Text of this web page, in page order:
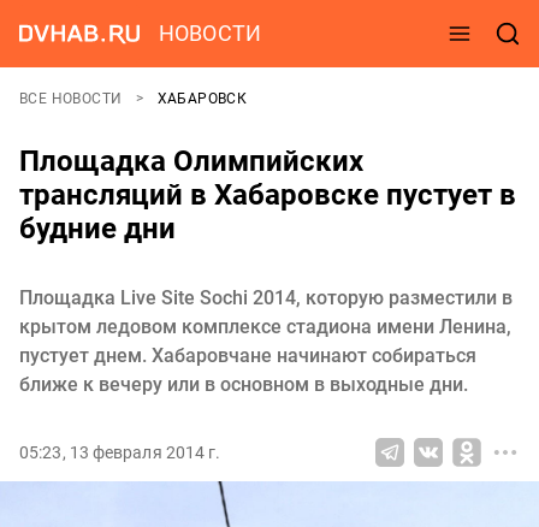
НОВОСТИ
ВСЕ НОВОСТИ ХАБАРОВСК
Площадка Олимпийских
трансляций в Хабаровске пустует в
будние дни
Площадка Live Site Sochi 2014, которую разместили в
крытом ледовом комплексе стадиона имени Ленина,
пустует днем. Хабаровчане начинают собираться
ближе к вечеру или в основном в выходные дни.
05:23, 13 февраля 2014 г.